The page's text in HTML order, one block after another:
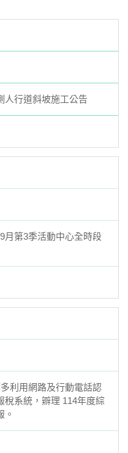
人行道斜坡施工公告
月第3季活動中心全時段
利用網路及行動電話認
稅系統，辧理 114年度綜
。